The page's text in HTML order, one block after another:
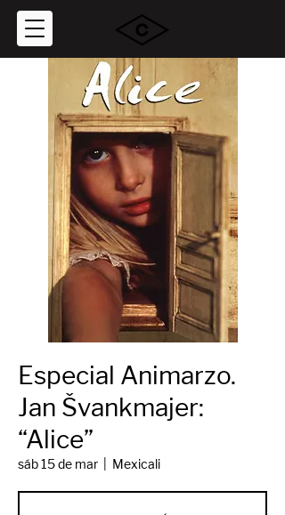
Especial Animarzo.
Jan Švankmajer:
“Alice”
sáb 15 de mar Mexicali